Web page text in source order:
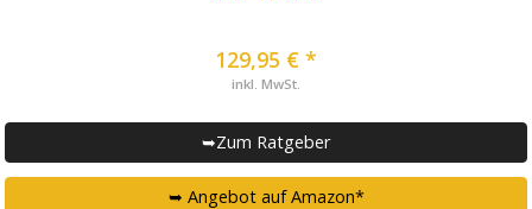
129,95 € *
inkl. MwSt.
➥Zum Ratgeber
➥ Angebot auf Amazon*